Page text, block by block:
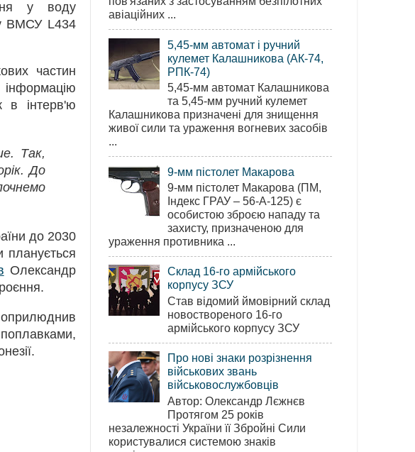
у воду
ВМСУ L434
частин
в інтерв'ю
Так,
До
до 2030
планується
Олександр
авіаційних ...
5,45-мм автомат і ручний
кулемет Калашникова (АК-74,
РПК-74)
5,45-мм автомат Калашникова
та 5,45-мм ручний кулемет
Калашникова призначені для знищення
живої сили та ураження вогневих засобів
...
9-мм пістолет Макарова
9-мм пістолет Макарова (ПМ,
Індекс ГРАУ – 56-А-125) є
особистою зброєю нападу та
захисту, призначеною для
ураження противника ...
Склад 16-го армійського
корпусу ЗСУ
Став відомий ймовірний склад
новоствореного 16-го
армійського корпусу ЗСУ
Про нові знаки розрізнення
військових звань
військовослужбовців
Автор: Олександр Лєжнєв
Протягом 25 років
незалежності України її Збройні Сили
користувалися системою знаків